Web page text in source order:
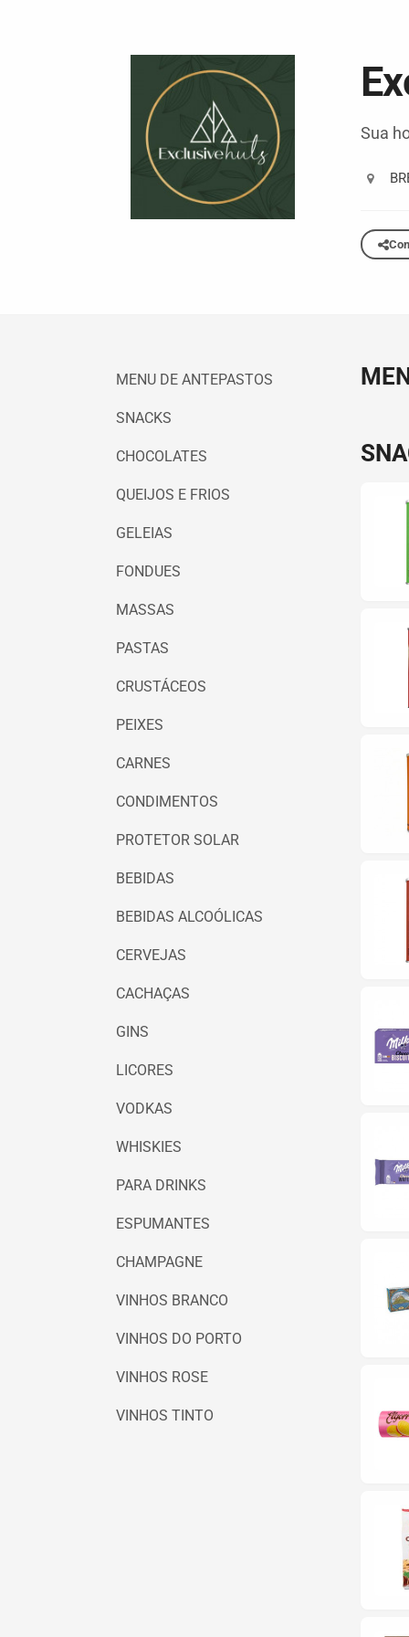
Sua
MENU DE ANTEPASTOS
SNACKS
CHOCOLATES
QUEIJOS E FRIOS
GELEIAS
FONDUES
MASSAS
PASTAS
CRUSTÁCEOS
PEIXES
CARNES
CONDIMENTOS
PROTETOR SOLAR
BEBIDAS
BEBIDAS ALCOÓLICAS
CERVEJAS
CACHAÇAS
GINS
LICORES
VODKAS
WHISKIES
PARA DRINKS
ESPUMANTES
CHAMPAGNE
VINHOS BRANCO
VINHOS DO PORTO
VINHOS ROSE
VINHOS TINTO